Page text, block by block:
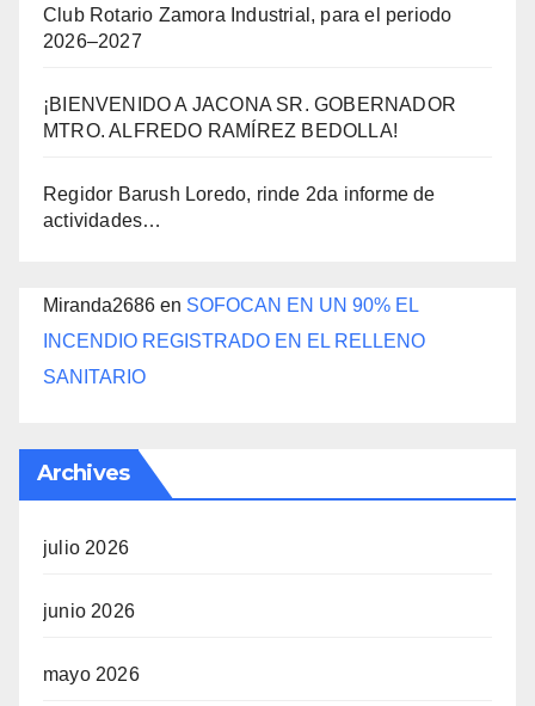
Club Rotario Zamora Industrial, para el periodo
2026–2027
¡BIENVENIDO A JACONA SR. GOBERNADOR
MTRO. ALFREDO RAMÍREZ BEDOLLA!
Regidor Barush Loredo, rinde 2da informe de
actividades…
Miranda2686 en SOFOCAN EN UN 90% EL
INCENDIO REGISTRADO EN EL RELLENO
SANITARIO
Archives
julio 2026
junio 2026
mayo 2026